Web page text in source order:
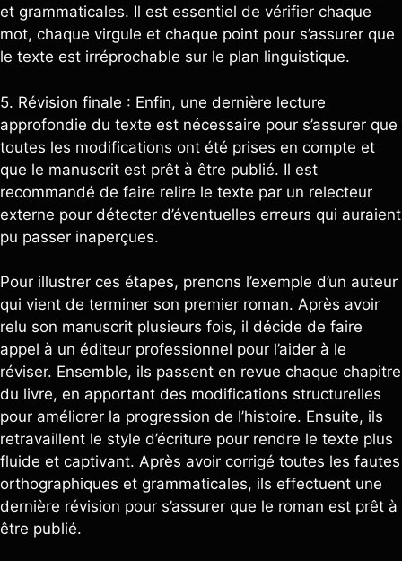
et grammaticales. Il est essentiel de vérifier chaque
mot, chaque virgule et chaque point pour s’assurer que
le texte est irréprochable sur le plan linguistique.
5. Révision finale : Enfin, une dernière lecture
approfondie du texte est nécessaire pour s’assurer que
toutes les modifications ont été prises en compte et
que le manuscrit est prêt à être publié. Il est
recommandé de faire relire le texte par un relecteur
externe pour détecter d’éventuelles erreurs qui auraient
pu passer inaperçues.
Pour illustrer ces étapes, prenons l’exemple d’un auteur
qui vient de terminer son premier roman. Après avoir
relu son manuscrit plusieurs fois, il décide de faire
appel à un éditeur professionnel pour l’aider à le
réviser. Ensemble, ils passent en revue chaque chapitre
du livre, en apportant des modifications structurelles
pour améliorer la progression de l’histoire. Ensuite, ils
retravaillent le style d’écriture pour rendre le texte plus
fluide et captivant. Après avoir corrigé toutes les fautes
orthographiques et grammaticales, ils effectuent une
dernière révision pour s’assurer que le roman est prêt à
être publié.